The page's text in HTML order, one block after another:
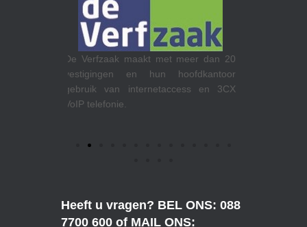
RTL op het Media Park in Hilversum
maakt gebruik van Teams Calling.
Heeft u vragen? BEL ONS: 088
7700 600 of MAIL ONS: